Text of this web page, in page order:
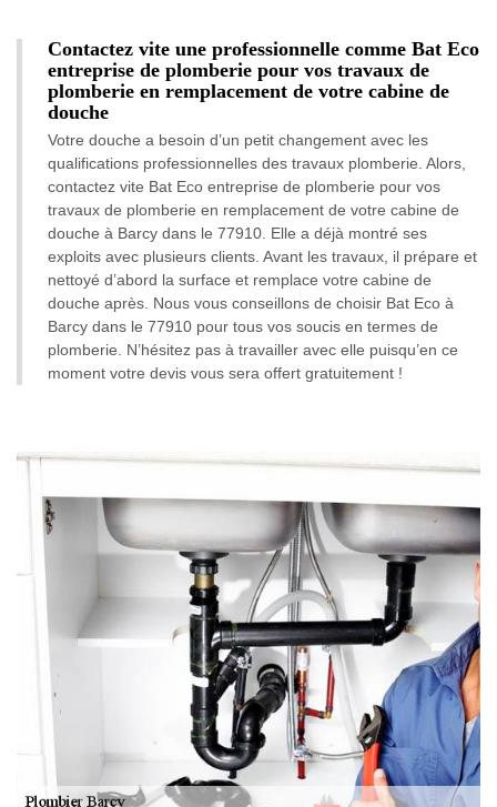
Contactez vite une professionnelle comme Bat Eco
entreprise de plomberie pour vos travaux de
plomberie en remplacement de votre cabine de
douche
Votre douche a besoin d’un petit changement avec les
qualifications professionnelles des travaux plomberie. Alors,
contactez vite Bat Eco entreprise de plomberie pour vos
travaux de plomberie en remplacement de votre cabine de
douche à Barcy dans le 77910. Elle a déjà montré ses
exploits avec plusieurs clients. Avant les travaux, il prépare et
nettoyé d’abord la surface et remplace votre cabine de
douche après. Nous vous conseillons de choisir Bat Eco à
Barcy dans le 77910 pour tous vos soucis en termes de
plomberie. N’hésitez pas à travailler avec elle puisqu’en ce
moment votre devis vous sera offert gratuitement !